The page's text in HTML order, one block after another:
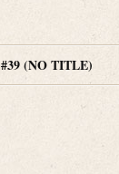
#39 (NO TITLE)